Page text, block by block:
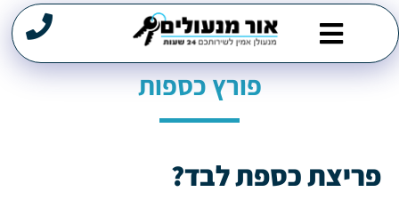
פורץ כספות
פריצת כספת לבד?